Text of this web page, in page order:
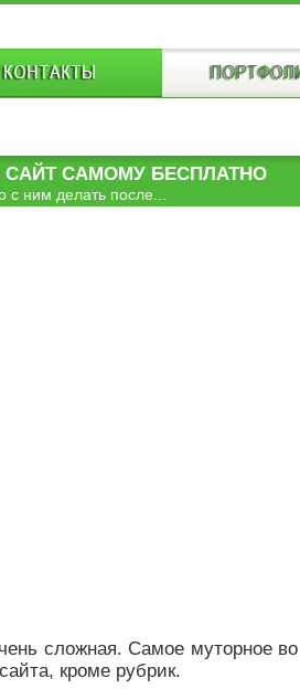
САЙТ САМОМУ БЕСПЛАТНО
с ним делать после...
сложная. Самое муторное во
кроме рубрик.